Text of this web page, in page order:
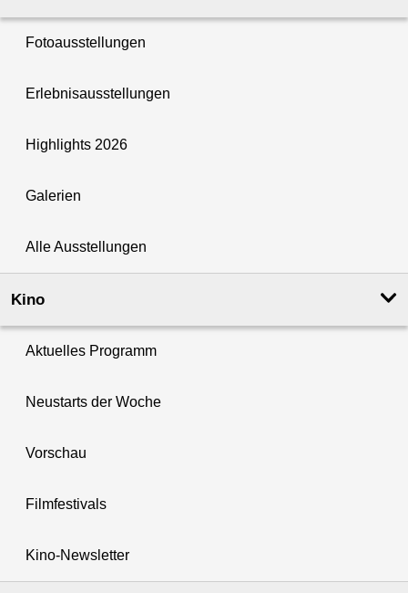
Fotoausstellungen
Erlebnisausstellungen
Highlights 2026
Galerien
Alle Ausstellungen
Kino
Aktuelles Programm
Neustarts der Woche
Vorschau
Filmfestivals
Kino-Newsletter